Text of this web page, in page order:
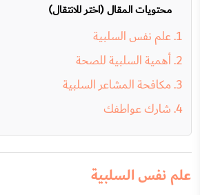
محتويات المقال (اختر للانتقال)
علم نفس السلبية
أهمية السلبية للصحة
مكافحة المشاعر السلبية
شارك عواطفك
علم نفس السلبية